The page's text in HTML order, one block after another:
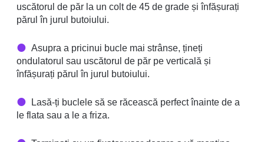
uscătorul de păr la un colt de 45 de grade și înfășurați
părul în jurul butoiului.
Asupra a pricinui bucle mai strânse, țineți
ondulatorul sau uscătorul de păr pe verticală și
înfășurați părul în jurul butoiului.
Lasă-ți buclele să se răcească perfect înainte de a
le flata sau a le a friza.